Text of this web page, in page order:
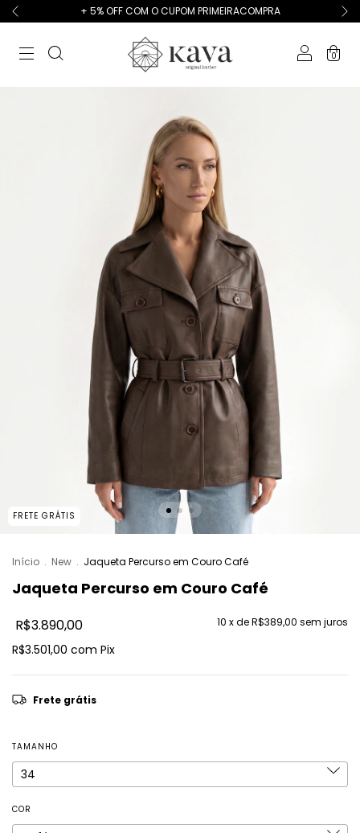
+ 5% OFF COM O CUPOM PRIMEIRACOMPRA
0
FRETE GRÁTIS
Início . New . Jaqueta Percurso em Couro Café
Jaqueta Percurso em Couro Café
R$3.890,00 10 x deR$389,00 sem juros
R$3.501,00 com Pix
Frete grátis
TAMANHO
COR